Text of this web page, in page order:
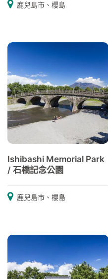
鹿兒島市、櫻島
Ishibashi Memorial Park
/ 石橋記念公園
鹿兒島市、櫻島